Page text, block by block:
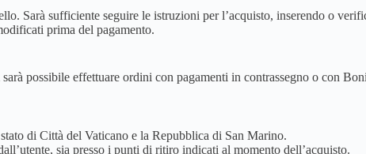
Sarà sufficiente seguire le istruzioni per l’acquisto, inserendo o
prima del pagamento.
possibile effettuare ordini con pagamenti in contrassegno o con
di Città del Vaticano e la Repubblica di San Marino.
sia presso i punti di ritiro indicati al momento dell’acquisto.